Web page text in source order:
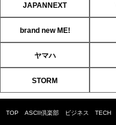
JAPANNEXT
brand new ME!
ヤマハ
STORM
TOP ASCII倶楽部 ビジネス TECH